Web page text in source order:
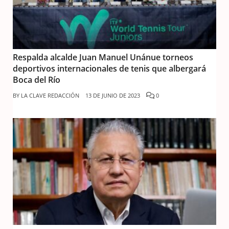
Respalda alcalde Juan Manuel Unánue torneos
deportivos internacionales de tenis que albergará
Boca del Río
BY LA CLAVE REDACCIÓN 13 DE JUNIO DE 2023 0